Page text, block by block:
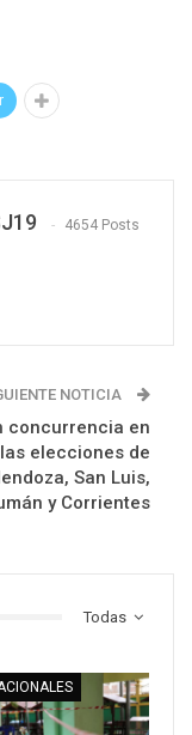
4654 Posts
NOTICIA
concurrencia en
las elecciones de
San Luis,
y Corrientes
Todas